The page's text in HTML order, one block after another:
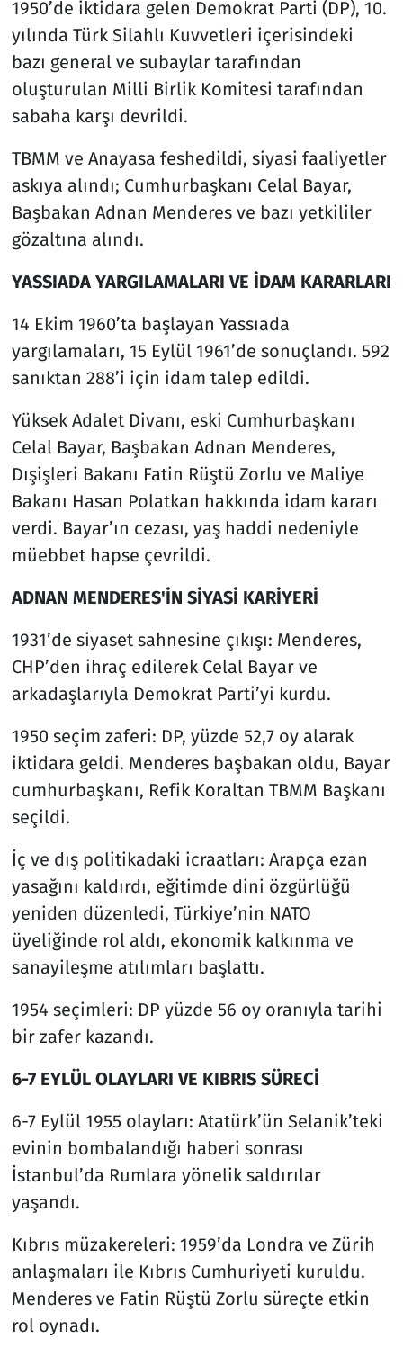
1950’de iktidara gelen Demokrat Parti (DP), 10.
yılında Türk Silahlı Kuvvetleri içerisindeki
bazı general ve subaylar tarafından
oluşturulan Milli Birlik Komitesi tarafından
sabaha karşı devrildi.
TBMM ve Anayasa feshedildi, siyasi faaliyetler
askıya alındı; Cumhurbaşkanı Celal Bayar,
Başbakan Adnan Menderes ve bazı yetkililer
gözaltına alındı.
YASSIADA YARGILAMALARI VE İDAM KARARLARI
14 Ekim 1960’ta başlayan Yassıada
yargılamaları, 15 Eylül 1961’de sonuçlandı. 592
sanıktan 288’i için idam talep edildi.
Yüksek Adalet Divanı, eski Cumhurbaşkanı
Celal Bayar, Başbakan Adnan Menderes,
Dışişleri Bakanı Fatin Rüştü Zorlu ve Maliye
Bakanı Hasan Polatkan hakkında idam kararı
verdi. Bayar’ın cezası, yaş haddi nedeniyle
müebbet hapse çevrildi.
ADNAN MENDERES'İN SİYASİ KARİYERİ
1931’de siyaset sahnesine çıkışı: Menderes,
CHP’den ihraç edilerek Celal Bayar ve
arkadaşlarıyla Demokrat Parti’yi kurdu.
1950 seçim zaferi: DP, yüzde 52,7 oy alarak
iktidara geldi. Menderes başbakan oldu, Bayar
cumhurbaşkanı, Refik Koraltan TBMM Başkanı
seçildi.
İç ve dış politikadaki icraatları: Arapça ezan
yasağını kaldırdı, eğitimde dini özgürlüğü
yeniden düzenledi, Türkiye’nin NATO
üyeliğinde rol aldı, ekonomik kalkınma ve
sanayileşme atılımları başlattı.
1954 seçimleri: DP yüzde 56 oy oranıyla tarihi
bir zafer kazandı.
6-7 EYLÜL OLAYLARI VE KIBRIS SÜRECİ
6-7 Eylül 1955 olayları: Atatürk’ün Selanik’teki
evinin bombalandığı haberi sonrası
İstanbul’da Rumlara yönelik saldırılar
yaşandı.
Kıbrıs müzakereleri: 1959’da Londra ve Zürih
anlaşmaları ile Kıbrıs Cumhuriyeti kuruldu.
Menderes ve Fatin Rüştü Zorlu süreçte etkin
rol oynadı.
Spor
Teknoloji ve Bilim
Televizyon